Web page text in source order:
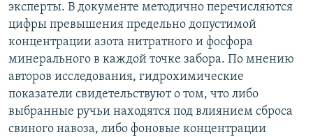
эксперты. В документе методично перечисляются
цифры превышения предельно допустимой
концентрации азота нитратного и фосфора
минерального в каждой точке забора. По мнению
авторов исследования, гидрохимические
показатели свидетельствуют о том, что либо
выбранные ручьи находятся под влиянием сброса
свиного навоза, либо фоновые концентрации